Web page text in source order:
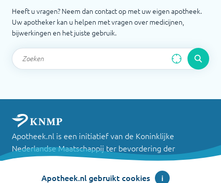
Heeft u vragen? Neem dan contact op met uw eigen apotheek.
Uw apotheker kan u helpen met vragen over medicijnen,
bijwerkingen en het juiste gebruik.
Apotheek.nl is een initiatief van de Koninklijke
Nederlandse Maatschappij ter bevordering der
Pharmacie
Apotheek.nl gebruikt cookies i